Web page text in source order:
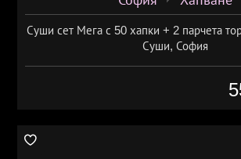
Суши сет Мега с 50 хапки + 2 парчета
Суши, София